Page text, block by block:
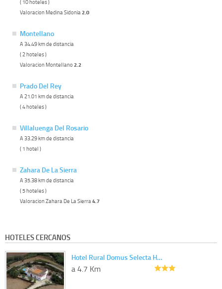
( 10 hoteles )
Valoracion Medina Sidonia 2.0
Montellano
A 34.49 km de distancia
( 2 hoteles )
Valoracion Montellano2.2
Prado Del Rey
A 21.01 km de distancia
( 4 hoteles )
Villaluenga Del Rosario
A 33.29 km de distancia
( 1 hotel )
Zahara De La Sierra
A 35.38 km de distancia
( 5 hoteles )
Valoracion Zahara De La Sierra 4.7
HOTELES CERCANOS
Hotel Rural Domus Selecta H…
a 4.7 Km